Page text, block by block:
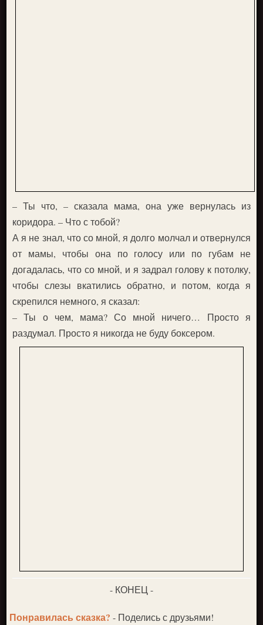
– Ты что, – сказала мама, она уже вернулась из
коридора. – Что с тобой?
А я не знал, что со мной, я долго молчал и отвернулся
от мамы, чтобы она по голосу или по губам не
догадалась, что со мной, и я задрал голову к потолку,
чтобы слезы вкатились обратно, и потом, когда я
скрепился немного, я сказал:
– Ты о чем, мама? Со мной ничего… Просто я
раздумал. Просто я никогда не буду боксером.
- КОНЕЦ -
Понравилась сказка?- Поделись с друзьями!